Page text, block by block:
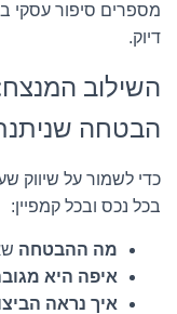
מספרים סיפור עסקי
דיוק.
השילוב
הבטחה
כדי לשמור על שיווק
בכל נכס ובכל קמפיין:
מה ההבטחה
איפה היא
איך נראה